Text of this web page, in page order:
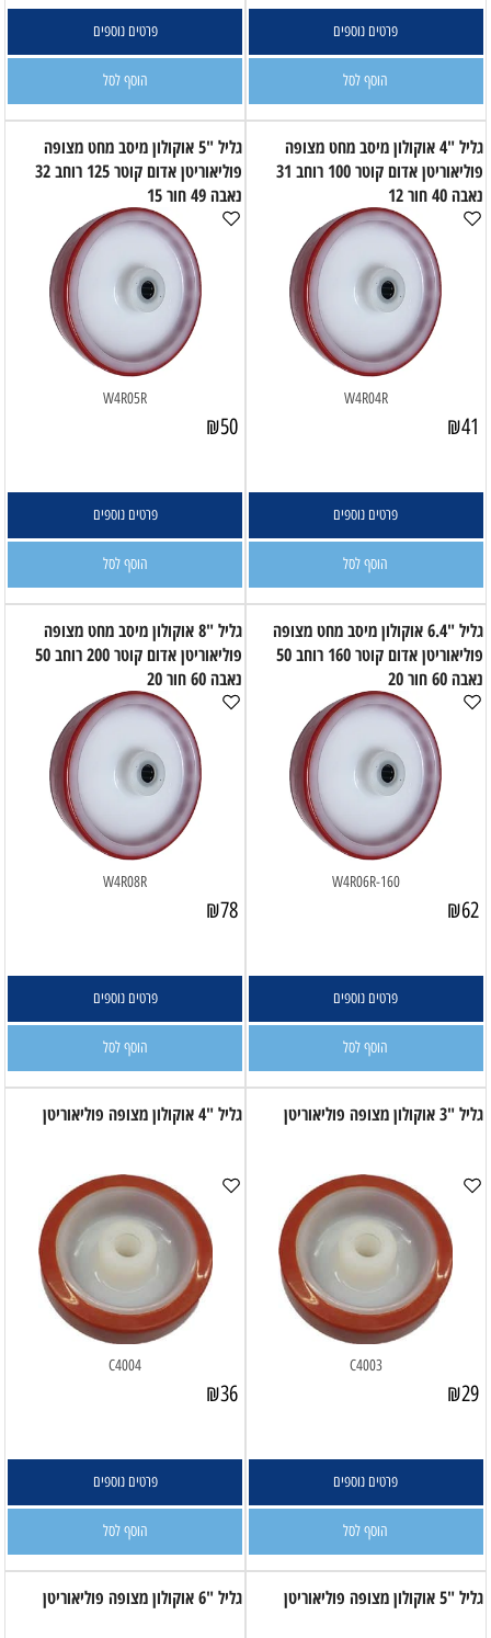
פרטים נוספים
הוסף לסל
פרטים נוספים
הוסף לסל
גליל "4 אוקולון מיסב מחט מצופה
פוליאוריטן אדום קוטר 100 רוחב 31
נאבה 40 חור 12
W4R04R
₪41
פרטים נוספים
הוסף לסל
גליל "5 אוקולון מיסב מחט מצופה
פוליאוריטן אדום קוטר 125 רוחב 32
נאבה 49 חור 15
W4R05R
₪50
פרטים נוספים
הוסף לסל
גליל "6.4 אוקולון מיסב מחט מצופה
פוליאוריטן אדום קוטר 160 רוחב 50
נאבה 60 חור 20
W4R06R-160
₪62
פרטים נוספים
הוסף לסל
גליל "8 אוקולון מיסב מחט מצופה
פוליאוריטן אדום קוטר 200 רוחב 50
נאבה 60 חור 20
W4R08R
₪78
פרטים נוספים
הוסף לסל
גליל "3 אוקולון מצופה פוליאוריטן
C4003
₪29
פרטים נוספים
הוסף לסל
גליל "4 אוקולון מצופה פוליאוריטן
C4004
₪36
פרטים נוספים
הוסף לסל
גליל "5 אוקולון מצופה פוליאוריטן גליל "6 אוקולון מצופה פוליאוריטן